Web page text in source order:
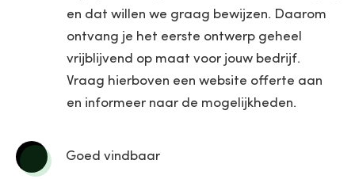
en dat willen we graag bewijzen. Daarom
ontvang je het eerste ontwerp geheel
vrijblijvend op maat voor jouw bedrijf.
Vraag hierboven een website offerte aan
en informeer naar de mogelijkheden.
Goed vindbaar